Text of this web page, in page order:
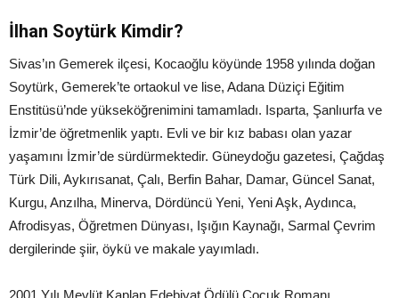
İlhan Soytürk Kimdir?
Sivas’ın Gemerek ilçesi, Kocaoğlu köyünde 1958 yılında doğan
Soytürk, Gemerek’te ortaokul ve lise, Adana Düziçi Eğitim
Enstitüsü’nde yükseköğrenimini tamamladı. Isparta, Şanlıurfa ve
İzmir’de öğretmenlik yaptı. Evli ve bir kız babası olan yazar
yaşamını İzmir’de sürdürmektedir. Güneydoğu gazetesi, Çağdaş
Türk Dili, Aykırısanat, Çalı, Berfin Bahar, Damar, Güncel Sanat,
Kurgu, Anzılha, Minerva, Dördüncü Yeni, Yeni Aşk, Aydınca,
Afrodisyas, Öğretmen Dünyası, Işığın Kaynağı, Sarmal Çevrim
dergilerinde şiir, öykü ve makale yayımladı.
2001 Yılı Mevlüt Kaplan Edebiyat Ödülü Çocuk Romanı